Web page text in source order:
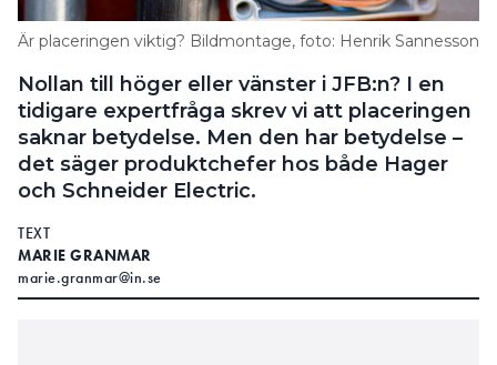
Är placeringen viktig? Bildmontage, foto: Henrik Sannesson
Nollan till höger eller vänster i JFB:n? I en
tidigare expertfråga skrev vi att placeringen
saknar betydelse. Men den har betydelse –
det säger produktchefer hos både Hager
och Schneider Electric.
TEXT
MARIE GRANMAR
marie.granmar@in.se